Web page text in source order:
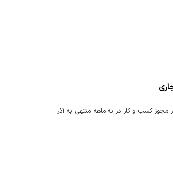
مازندران از ثبت تعداد ۶۵ هزار و۵۸۷ فقره درخواست صدور مجوز کسب و کار در نه ‌ماهه منتهی به آذر